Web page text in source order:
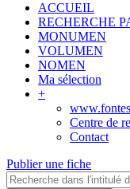
ACCUEIL
RECHERCHE
MONUMEN
VOLUMEN
NOMEN
Ma sélection
+
Centre de
Contact
Publier une fiche